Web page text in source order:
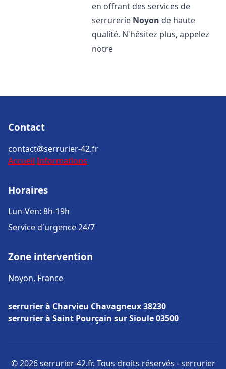
en offrant des services de
serrurerie Noyon de haute
qualité. N'hésitez plus, appelez
notre
Contact
contact@serrurier-42.fr
Accueil Informations
Horaires
Lun-Ven: 8h-19h
Service d'urgence 24/7
Zone intervention
Noyon, France
serrurier à Charvieu Chavagneux 38230
serrurier à Saint Pourçain sur Sioule 03500
© 2026 serrurier-42.fr. Tous droits réservés - serrurier